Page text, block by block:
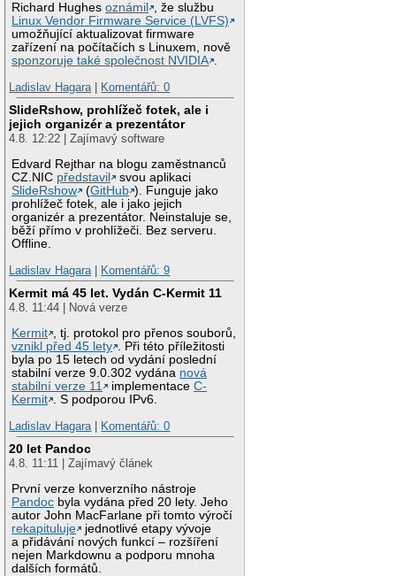
Richard Hughesoznámil
, že službu
Linux Vendor Firmware Service (LVFS)
umožňující aktualizovat firmware
zařízení na počítačích s Linuxem, nově
sponzoruje také společnost NVIDIA .
Ladislav Hagara | Komentářů: 0
SlideRshow, prohlížeč fotek, ale i
jejich organizér a prezentátor
4.8. 12:22 | Zajímavý software
Edvard Rejthar na blogu zaměstnanců
CZ.NIC představil
svou aplikaci
SlideRshow
(GitHub ). Funguje jako
prohlížeč fotek, ale i jako jejich
organizér a prezentátor. Neinstaluje se,
běží přímo v prohlížeči. Bez serveru.
Offline.
Ladislav Hagara | Komentářů: 9
Kermit má 45 let. Vydán C-Kermit 11
4.8. 11:44 | Nová verze
Kermit , tj. protokol pro přenos souborů,
vznikl před 45 lety . Při této příležitosti
byla po 15 letech od vydání poslední
stabilní verze 9.0.302 vydána nová
stabilní verze 11
implementaceC-
Kermit . S podporou IPv6.
Ladislav Hagara | Komentářů: 0
20 let Pandoc
4.8. 11:11 | Zajímavý článek
První verze konverzního nástroje
Pandoc byla vydána před 20 lety. Jeho
autor John MacFarlane při tomto výročí
rekapituluje
jednotlivé etapy vývoje
a přidávání nových funkcí – rozšíření
nejen Markdownu a podporu mnoha
dalších formátů.